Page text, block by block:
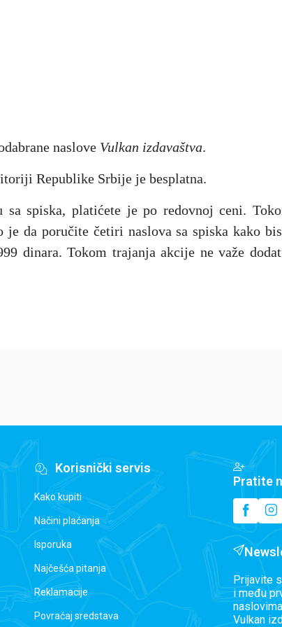
naslove Vulkan izdavaštva.
Republike Srbije je besplatna.
spiska, platićete je po redovnoj ceni.
da poručite četiri naslova sa spiska kako
dinara. Tokom trajanja akcije ne važe
Korisnički servis
Kako kupiti
Načini plaćanja
Isporuka
Najčešća pitanja
Reklamacije
Povraćaj sredstava
Pratite
Prijavite
i među
Vulkan